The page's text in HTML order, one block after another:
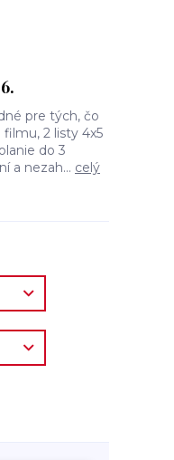
pre tých, čo
filmu, 2 listy 4x5
do 3
a nezah... celý